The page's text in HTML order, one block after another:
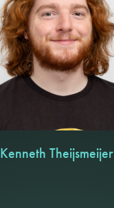
Kenneth Theijsmeijer